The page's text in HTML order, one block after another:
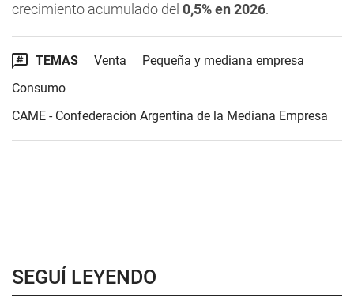
crecimiento acumulado del 0,5% en 2026.
TEMAS Venta
Pequeña y mediana empresa
Consumo
CAME - Confederación Argentina de la Mediana Empresa
SEGUÍ LEYENDO